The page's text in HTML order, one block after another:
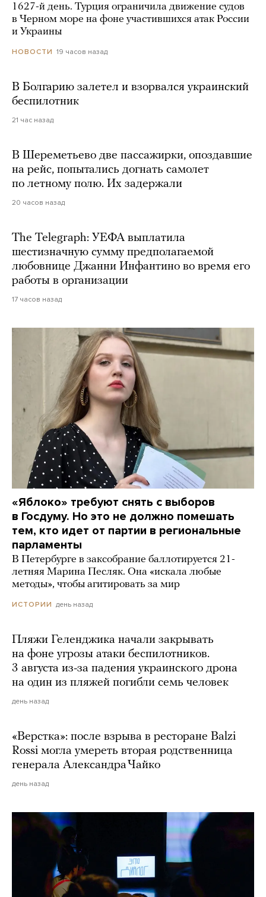
1627-й день. Турция ограничила движение судов
в Черном море на фоне участившихся атак России
и Украины
НОВОСТИ 19 часов назад
В Болгарию залетел и взорвался украинский
беспилотник
21 час назад
В Шереметьево две пассажирки, опоздавшие
на рейс, попытались догнать самолет
по летному полю. Их задержали
20 часов назад
The Telegraph: УЕФА выплатила
шестизначную сумму предполагаемой
любовнице Джанни Инфантино во время его
работы в организации
17 часов назад
«Яблоко» требуют снять с выборов
в Госдуму. Но это не должно помешать
тем, кто идет от партии в региональные
парламенты
В Петербурге в заксобрание баллотируется 21-
летняя Марина Песляк. Она «искала любые
методы», чтобы агитировать за мир
ИСТОРИИ день назад
Пляжи Геленджика начали закрывать
на фоне угрозы атаки беспилотников.
3 августа из-за падения украинского дрона
на один из пляжей погибли семь человек
день назад
«Верстка»: после взрыва в ресторане Balzi
Rossi могла умереть вторая родственница
генерала Александра Чайко
день назад